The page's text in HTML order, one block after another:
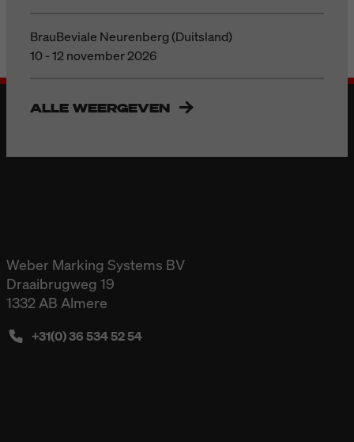
BrauBeviale Neurenberg (Duitsland)
10 - 12 november 2026
ALLE WEERGEVEN
Weber Marking Systems BV
Draaibrugweg 19
1332 AB Almere
+31(0) 36 534 52 54